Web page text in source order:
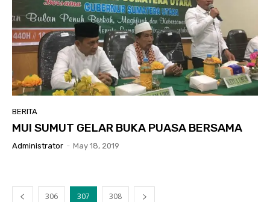
BERITA
MUI SUMUT GELAR BUKA PUASA BERSAMA
Administrator - May 18, 2019
306 307 308